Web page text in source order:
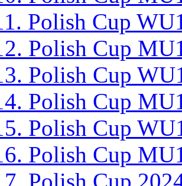
Polish Cup
Polish Cup
Polish Cup
Polish Cup
Polish Cup
Polish Cup
Polish Cup